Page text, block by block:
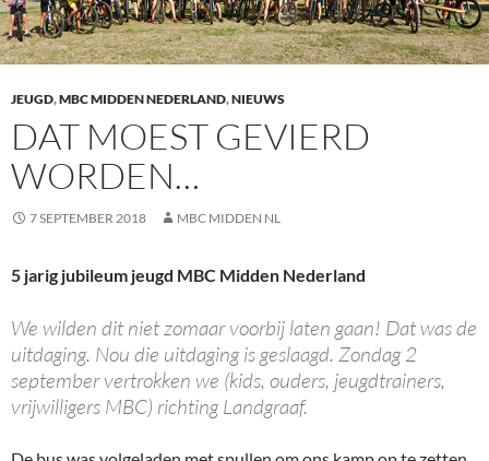
JEUGD,MBC MIDDEN NEDERLAND,NIEUWS
DAT MOEST GEVIERD
WORDEN…
7 SEPTEMBER 2018 MBC MIDDEN NL
5 jarig jubileum jeugd MBC Midden Nederland
We wilden dit niet zomaar voorbij laten gaan! Dat was de
uitdaging. Nou die uitdaging is geslaagd. Zondag 2
september vertrokken we (kids, ouders, jeugdtrainers,
vrijwilligers MBC) richting Landgraaf.